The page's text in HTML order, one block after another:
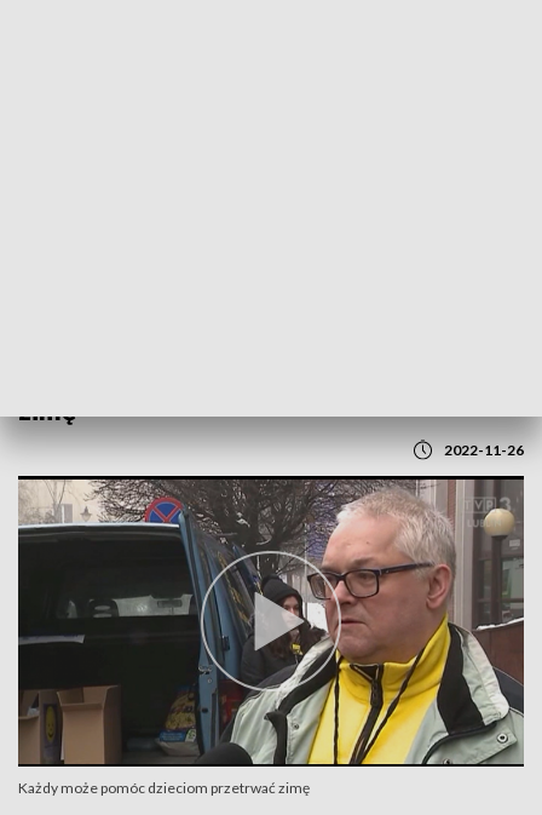
zimę
2022-11-26
Każdy może pomóc dzieciom przetrwać zimę